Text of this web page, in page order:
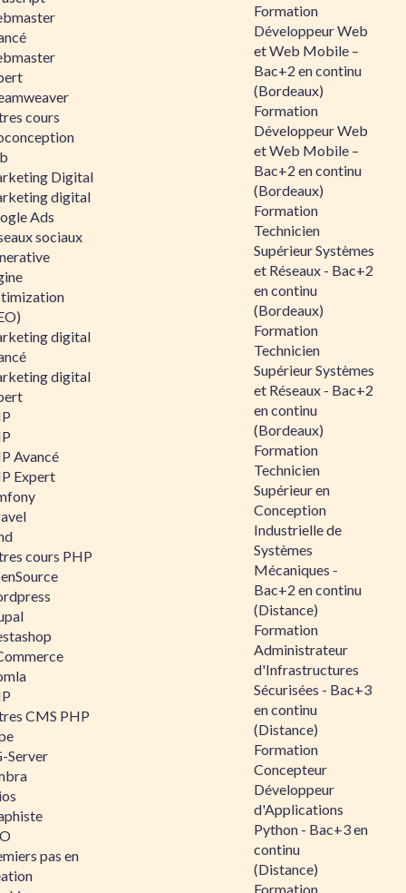
cours
Digital
digital
Ads
sociaux
digital
digital
Avancé
Expert
cours PHP
CMS PHP
Server
pas en
Formation
Développeur Web
et Web Mobile –
Bac+2 en continu
(Bordeaux)
Formation
Développeur Web
et Web Mobile –
Bac+2 en continu
(Bordeaux)
Formation
Technicien
Supérieur Systèmes
et Réseaux - Bac+2
en continu
(Bordeaux)
Formation
Technicien
Supérieur Systèmes
et Réseaux - Bac+2
en continu
(Bordeaux)
Formation
Technicien
Supérieur en
Conception
Industrielle de
Systèmes
Mécaniques -
Bac+2 en continu
(Distance)
Formation
Administrateur
d'Infrastructures
Sécurisées - Bac+3
en continu
(Distance)
Formation
Concepteur
Développeur
d'Applications
Python - Bac+3 en
continu
(Distance)
Formation